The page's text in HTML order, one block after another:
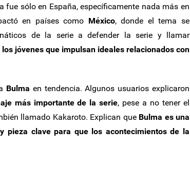
fue sólo en España, específicamente nada más en
en países como México, donde el tema se
de la serie a defender la serie y llamar
jóvenes que impulsan ideales relacionados con
Bulma en tendencia. Algunos usuarios explicaron
más importante de la serie, pese a no tener el
llamado Kakaroto. Explican que Bulma es una
pieza clave para que los acontecimientos de la